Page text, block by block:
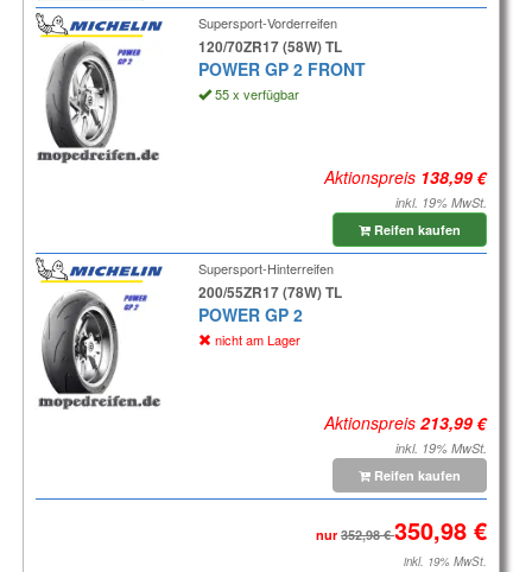
Supersport-Vorderreifen
120/70ZR17 (58W) TL
POWER GP 2 FRONT
55 x verfügbar
Aktionspreis
inkl. 19% MwSt.
Reifen kaufen
Supersport-Hinterreifen
200/55ZR17 (78W) TL
POWER GP 2
nicht am Lager
Aktionspreis
inkl. 19% MwSt.
Reifen kaufen
nur
inkl. 19% MwSt.